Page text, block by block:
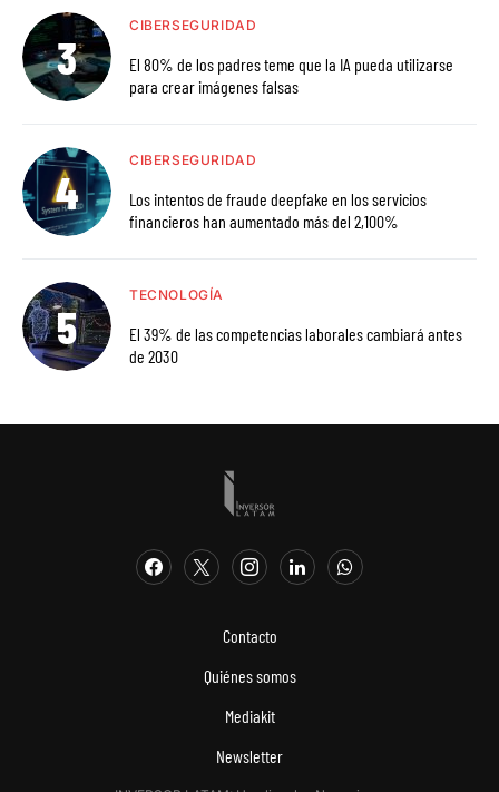
CIBERSEGURIDAD
El 80% de los padres teme que la IA pueda utilizarse
para crear imágenes falsas
CIBERSEGURIDAD
Los intentos de fraude deepfake en los servicios
financieros han aumentado más del 2,100%
TECNOLOGÍA
El 39% de las competencias laborales cambiará antes
de 2030
Contacto
Quiénes somos
Mediakit
Newsletter